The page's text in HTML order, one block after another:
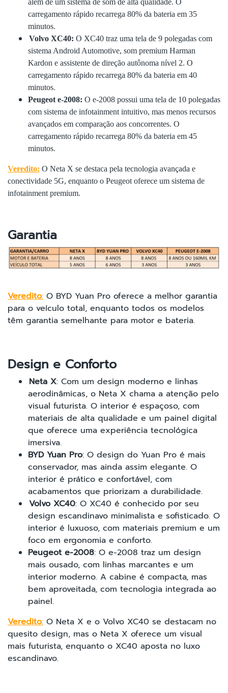
carregamento rápido recarrega 80% da bateria em 35
minutos.
Volvo XC40: O XC40 traz uma tela de 9 polegadas com
sistema Android Automotive, som premium Harman
Kardon e assistente de direção autônoma nível 2. O
carregamento rápido recarrega 80% da bateria em 40
minutos.
Peugeot e-2008: O e-2008 possui uma tela de 10 polegadas
com sistema de infotainment intuitivo, mas menos recursos
avançados em comparação aos concorrentes. O
carregamento rápido recarrega 80% da bateria em 45
minutos.
Veredito: O Neta X se destaca pela tecnologia avançada e
conectividade 5G, enquanto o Peugeot oferece um sistema de
infotainment premium.
Garantia
Veredito: O BYD Yuan Pro oferece a melhor garantia
para o veículo total, enquanto todos os modelos
têm garantia semelhante para motor e bateria.
Design e Conforto
Neta X: Com um design moderno e linhas
aerodinâmicas, o Neta X chama a atenção pelo
visual futurista. O interior é espaçoso, com
materiais de alta qualidade e um painel digital
que oferece uma experiência tecnológica
imersiva.
BYD Yuan Pro: O design do Yuan Pro é mais
conservador, mas ainda assim elegante. O
interior é prático e confortável, com
acabamentos que priorizam a durabilidade.
Volvo XC40: O XC40 é conhecido por seu
design escandinavo minimalista e sofisticado. O
interior é luxuoso, com materiais premium e um
foco em ergonomia e conforto.
Peugeot e-2008: O e-2008 traz um design
mais ousado, com linhas marcantes e um
interior moderno. A cabine é compacta, mas
bem aproveitada, com tecnologia integrada ao
painel.
Veredito: O Neta X e o Volvo XC40 se destacam no
quesito design, mas o Neta X oferece um visual
mais futurista, enquanto o XC40 aposta no luxo
escandinavo.